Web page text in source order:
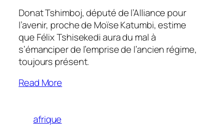
Donat Tshimboj, député de l’Alliance pour
l’avenir, proche de Moïse Katumbi, estime
que Félix Tshisekedi aura du mal à
s’émanciper de l’emprise de l’ancien régime,
toujours présent.
Read More
afrique